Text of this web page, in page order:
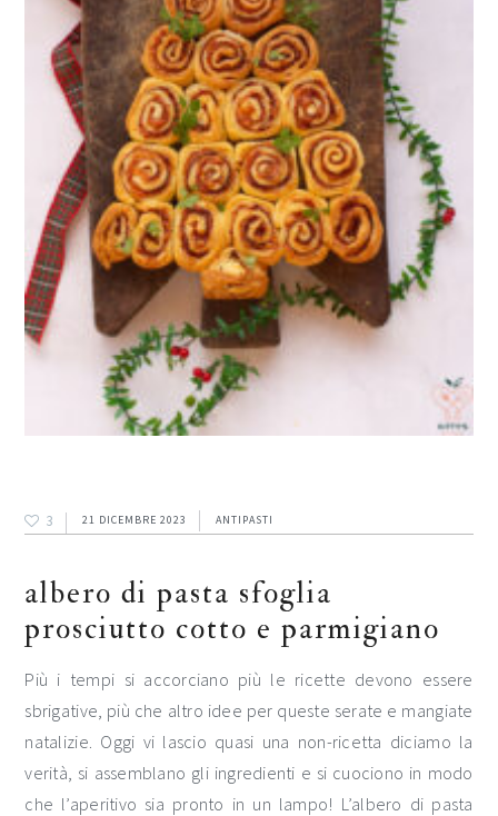
3 21 DICEMBRE 2023 ANTIPASTI
albero di pasta sfoglia
prosciutto cotto e parmigiano
Più i tempi si accorciano più le ricette devono essere
sbrigative, più che altro idee per queste serate e mangiate
natalizie. Oggi vi lascio quasi una non-ricetta diciamo la
verità, si assemblano gli ingredienti e si cuociono in modo
che l’aperitivo sia pronto in un lampo! L’albero di pasta